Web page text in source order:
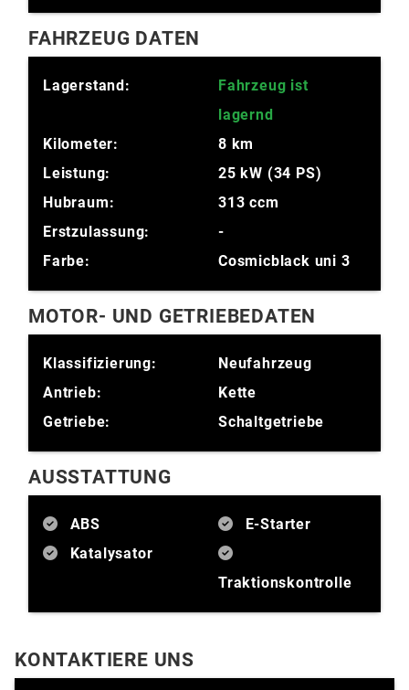
FAHRZEUG DATEN
Lagerstand:
Fahrzeug ist
lagernd
Kilometer:
8 km
Leistung:
25 kW (34 PS)
Hubraum:
313 ccm
Erstzulassung:
-
Farbe:
Cosmicblack uni 3
MOTOR- UND GETRIEBEDATEN
Klassifizierung:
Neufahrzeug
Antrieb:
Kette
Getriebe:
Schaltgetriebe
AUSSTATTUNG
ABS
E-Starter
Katalysator
Traktionskontrolle
KONTAKTIERE UNS